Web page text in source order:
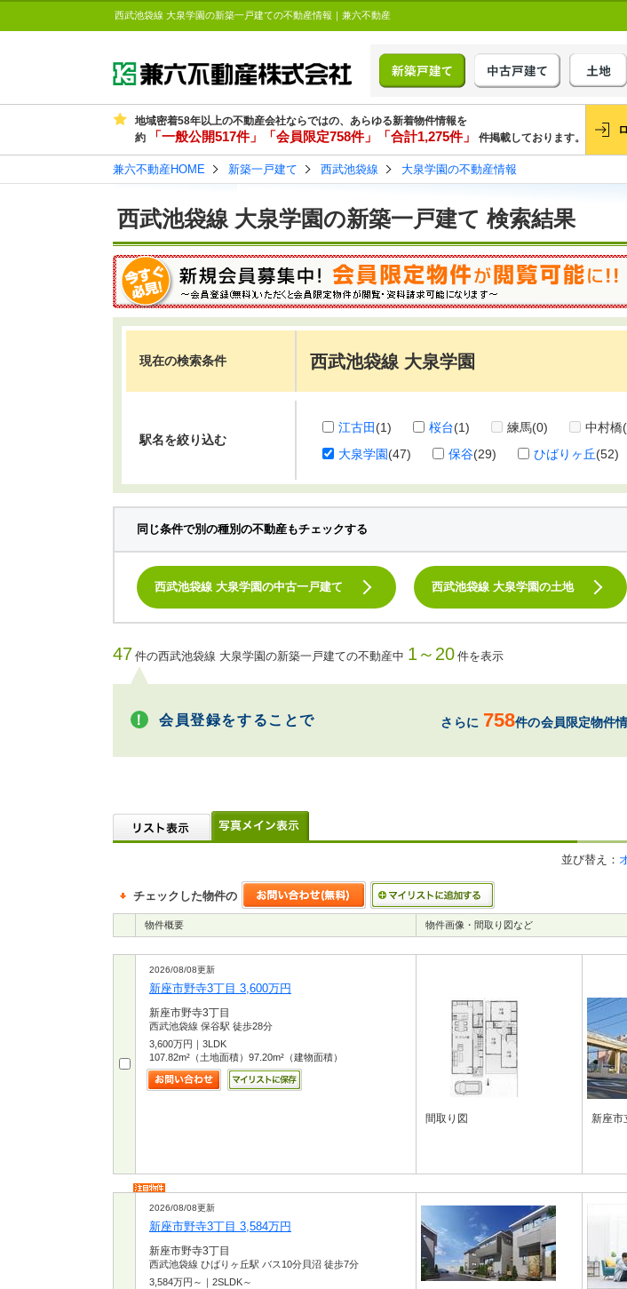
西武池袋線 大泉学園の新築一戸建ての不動産情報｜兼六不動産
地域密着58年以上の不動産会社ならではの、あらゆる新着物件情報を
約
「一般公開517件」「会員限定758件」「合計1,275件」 件掲載しております。
兼六不動産HOME 新築一戸建て 西武池袋線 大泉学園の不動産情報
西武池袋線 大泉学園の新築一戸建て 検索結果
現在の検索条件 西武池袋線 大泉学園
駅名を絞り込む
江古田 (1) 桜台(1) 練馬(0) 中村橋
大泉学園(47) 保谷(29) ひばりヶ丘(52)
同じ条件で別の種別の不動産もチェックする
西武池袋線 大泉学園の中古一戸建て 西武池袋線 大泉学園の土地
47 件の西武池袋線 大泉学園の新築一戸建ての不動産中 1～20 件を表示
会員登録をすることで さらに 758件の会員限定物件
並び替え：
チェックした物件の
物件概要 物件画像・間取り図など
2026/08/08更新
新座市野寺3丁目 3,600万円
新座市野寺3丁目
西武池袋線 保谷駅 徒歩28分
3,600万円｜3LDK
107.82m²（土地面積）97.20m²（建物面積）
間取り図 新座市
2026/08/08更新
新座市野寺3丁目 3,584万円
新座市野寺3丁目
西武池袋線 ひばりヶ丘駅 バス10分貝沼 徒歩7分
3,584万円～｜2SLDK～